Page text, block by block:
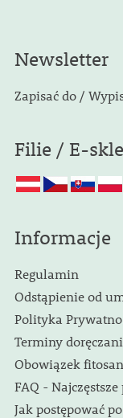
Newsletter
Zapisać do /
Filie / E-
Informacje
Regulamin
Odstąpienie od
Polityka
Terminy
Obowiązek
FAQ -
Jak postępować